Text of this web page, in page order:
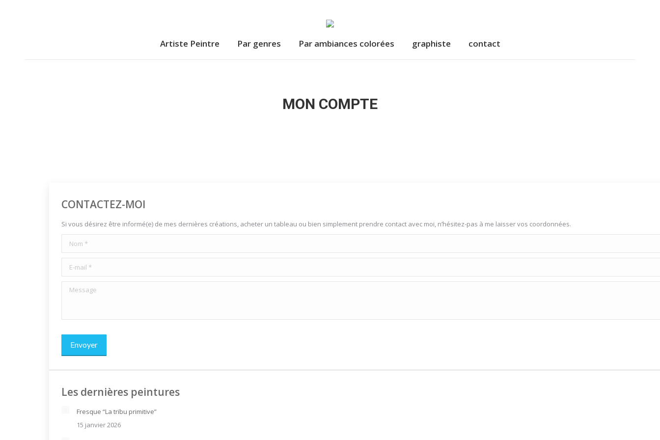
Artiste Peintre Par genres Par ambiances colorées graphiste contact
MON COMPTE
CONTACTEZ-MOI
Si vous désirez être informé(e) de mes dernières créations, acheter un tableau ou bien simplement prendre contact avec moi, n’hésitez-pas à me laisser vos coordonnées.
Nom *
E-mail *
Message
Envoyer
Les dernières peintures
Fresque “La tribu primitive”
15 janvier 2026